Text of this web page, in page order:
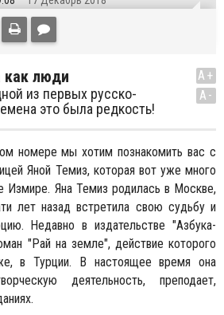
как люди
из первых русско-
это была редкость!
A+
A-
номере мы хотим познакомить вас с
Яной Темиз, которая вот уже много
Измире. Яна Темиз родилась в Москве,
лет назад встретила свою судьбу и
Недавно в издательстве "Азбука-
"Рай на земле", действие которого
в Турции. В настоящее время она
деятельность, преподает,